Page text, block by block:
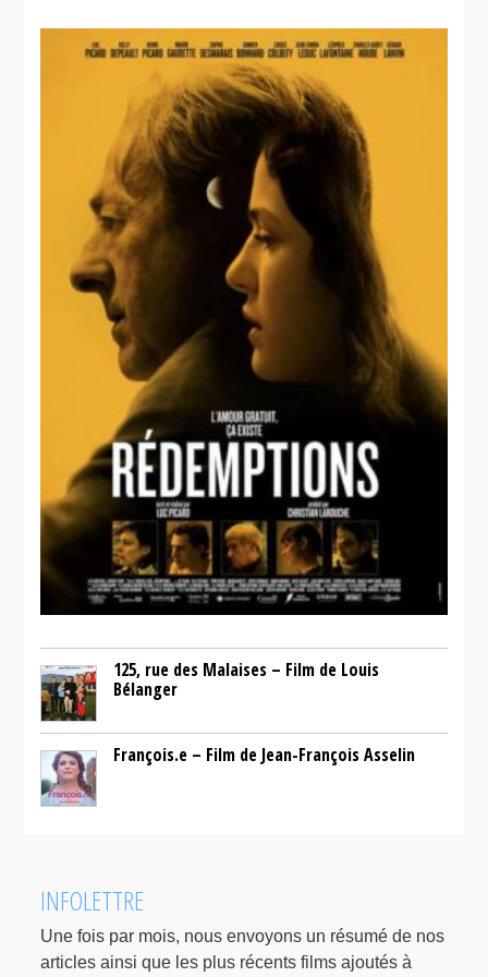
125, rue des Malaises – Film de Louis
Bélanger
François.e – Film de Jean-François Asselin
INFOLETTRE
Une fois par mois, nous envoyons un résumé de nos
articles ainsi que les plus récents films ajoutés à